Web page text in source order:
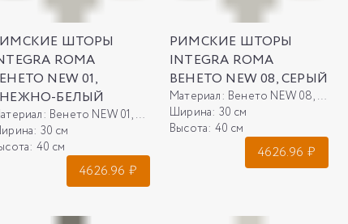
ШТОРЫ
ROMA
NEW 01,
БЕЛЫЙ
Венето NEW 01, снежно-белый
30 см
40 см
4626.96 ₽
РИМСКИЕ ШТОРЫ
INTEGRA ROMA
ВЕНЕТО NEW 08, СЕРЫЙ
Материал: Венето NEW 08, серый
Ширина: 30 см
Высота: 40 см
4626.96 ₽